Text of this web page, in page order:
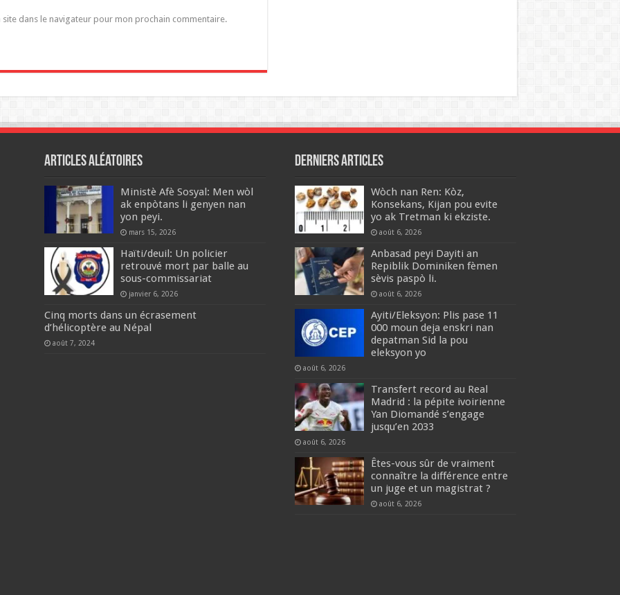
dans le navigateur pour mon prochain commentaire.
Articles aléatoires
Ministè Afè Sosyal: Men wòl
ak enpòtans li genyen nan
yon peyi.
mars 15, 2026
Haïti/deuil: Un policier
retrouvé mort par balle au
sous-commissariat
janvier 6, 2026
Cinq morts dans un écrasement
d’hélicoptère au Népal
août 7, 2024
Derniers articles
Wòch nan Ren: Kòz,
Konsekans, Kijan pou evite
yo ak Tretman ki ekziste.
août 6, 2026
Anbasad peyi Dayiti an
Repiblik Dominiken fèmen
sèvis paspò li.
août 6, 2026
Ayiti/Eleksyon: Plis pase 11
000 moun deja enskri nan
depatman Sid la pou
eleksyon yo
août 6, 2026
Transfert record au Real
Madrid : la pépite ivoirienne
Yan Diomandé s’engage
jusqu’en 2033
août 6, 2026
Êtes-vous sûr de vraiment
connaître la différence entre
un juge et un magistrat ?
août 6, 2026